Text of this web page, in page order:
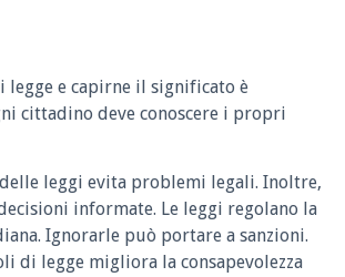
legge e capirne il significato è
cittadino deve conoscere i propri
delle leggi evita problemi legali. Inoltre,
informate. Le leggi regolano la
Ignorarle può portare a sanzioni.
di legge migliora la consapevolezza